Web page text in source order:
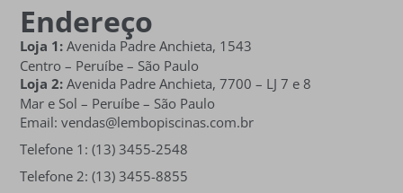
Endereço
Loja 1: Avenida Padre Anchieta, 1543
Centro – Peruíbe – São Paulo
Loja 2: Avenida Padre Anchieta,7700 – LJ 7 e 8
Mar e Sol – Peruíbe – São Paulo
Email: vendas@lembopiscinas.com.br
Telefone 1: (13) 3455-2548
Telefone 2: (13) 3455-8855